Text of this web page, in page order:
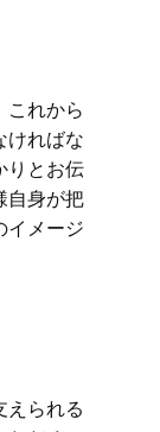
これから
ければな
りとお伝
自身が把
イメージ
えられる